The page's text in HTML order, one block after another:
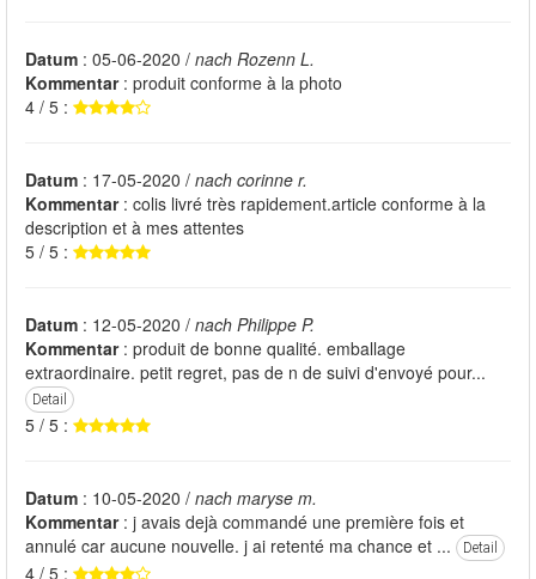
Datum : 05-06-2020 / nach Rozenn L.
Kommentar: produit conforme à la photo
4 / 5 :
Datum : 17-05-2020 / nach corinne r.
Kommentar: colis livré très rapidement.article conforme à la
description et à mes attentes
5 / 5 :
Datum : 12-05-2020 / nach Philippe P.
Kommentar: produit de bonne qualité. emballage
extraordinaire. petit regret, pas de n de suivi d'envoyé pour...
Detail
5 / 5 :
Datum : 10-05-2020 / nach maryse m.
Kommentar: j avais dejà commandé une première fois et
annulé car aucune nouvelle. j ai retenté ma chance et ...
Detail
4 / 5 :